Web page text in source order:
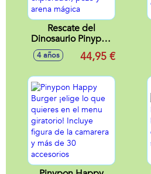
Rescate del
Dinosaurio Pinypon
Action set
completo con
Dilophosaurus y
explorador, pozo y
arena mágica
4 años 44,95 €